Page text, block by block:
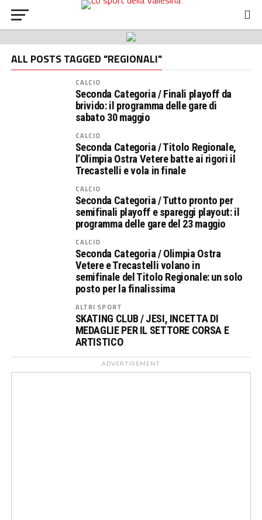
ALL POSTS TAGGED "REGIONALI"
CALCIO
Seconda Categoria / Finali playoff da
brivido: il programma delle gare di
sabato 30 maggio
CALCIO
Seconda Categoria / Titolo Regionale,
l’Olimpia Ostra Vetere batte ai rigori il
Trecastelli e vola in finale
CALCIO
Seconda Categoria / Tutto pronto per
semifinali playoff e spareggi playout: il
programma delle gare del 23 maggio
CALCIO
Seconda Categoria / Olimpia Ostra
Vetere e Trecastelli volano in
semifinale del Titolo Regionale: un solo
posto per la finalissima
ALTRI SPORT
SKATING CLUB / JESI, INCETTA DI
MEDAGLIE PER IL SETTORE CORSA E
ARTISTICO
ADVERTISEMENT